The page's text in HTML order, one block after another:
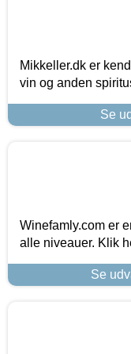
Mikkeller.dk er
vin og anden
Se
Winefamly.com er
alle niveauer. Klik
Se